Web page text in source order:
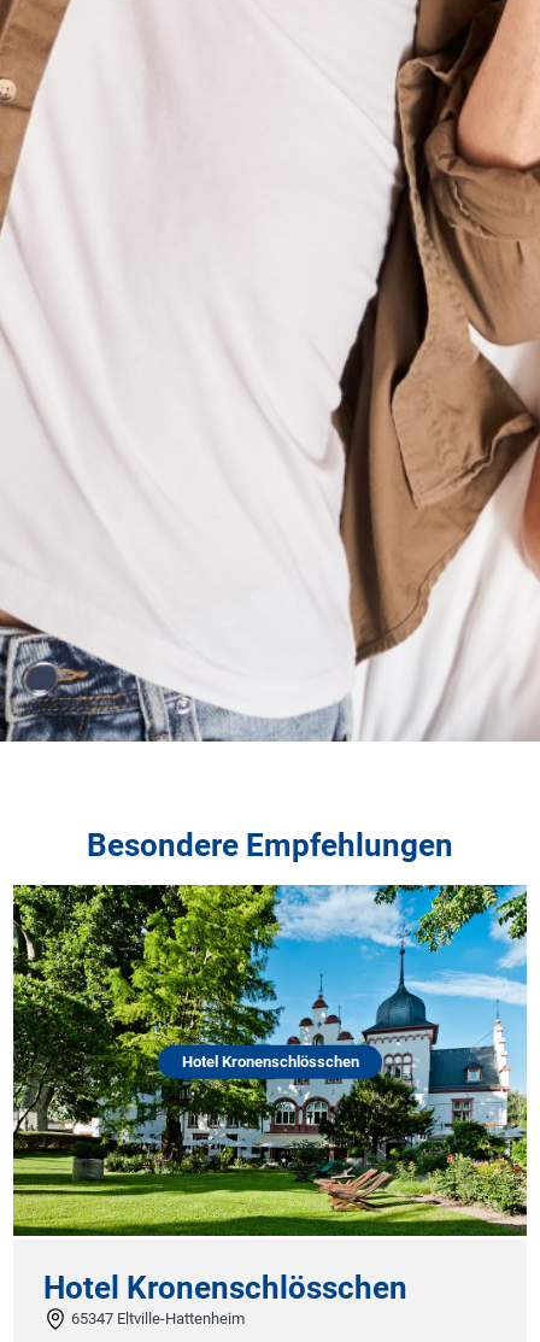
Besondere Empfehlungen
Hotel Kronenschlösschen
Hotel Kronenschlösschen
65347 Eltville-Hattenheim